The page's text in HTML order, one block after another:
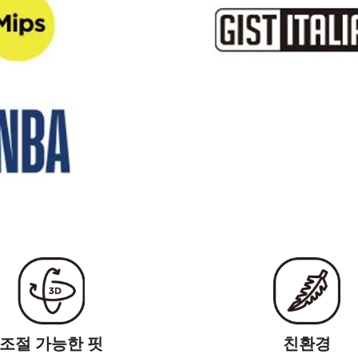
조절 가능한 핏 친환경